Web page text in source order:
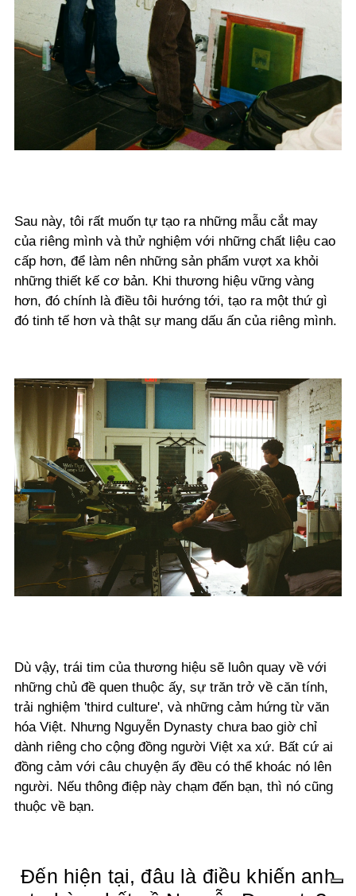
Sau này, tôi rất muốn tự tạo ra những mẫu cắt may
của riêng mình và thử nghiệm với những chất liệu cao
cấp hơn, để làm nên những sản phẩm vượt xa khỏi
những thiết kế cơ bản. Khi thương hiệu vững vàng
hơn, đó chính là điều tôi hướng tới, tạo ra một thứ gì
đó tinh tế hơn và thật sự mang dấu ấn của riêng mình.
Dù vậy, trái tim của thương hiệu sẽ luôn quay về với
những chủ đề quen thuộc ấy, sự trăn trở về căn tính,
trải nghiệm 'third culture', và những cảm hứng từ văn
hóa Việt. Nhưng Nguyễn Dynasty chưa bao giờ chỉ
dành riêng cho cộng đồng người Việt xa xứ. Bất cứ ai
đồng cảm với câu chuyện ấy đều có thể khoác nó lên
người. Nếu thông điệp này chạm đến bạn, thì nó cũng
thuộc về bạn.
Đến hiện tại, đâu là điều khiến anh